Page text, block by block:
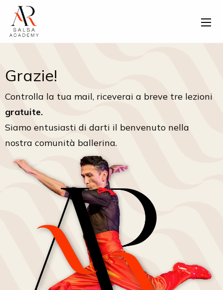
Grazie!
Controlla la tua mail, riceverai a breve tre lezioni
gratuite.
Siamo entusiasti di darti il benvenuto nella
nostra comunità ballerina.